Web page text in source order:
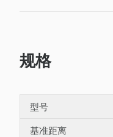
规格
型号
基准距离